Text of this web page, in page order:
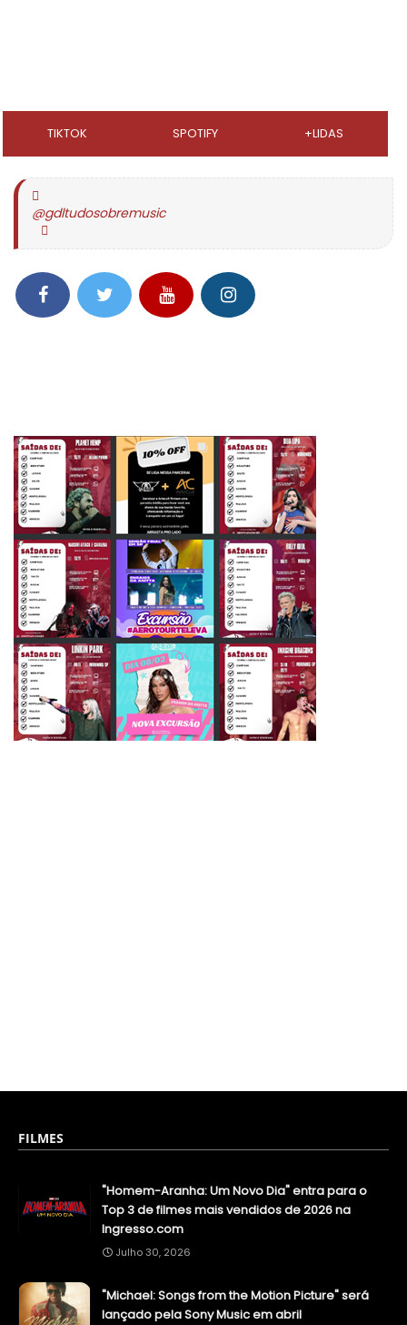
TIKTOK SPOTIFY +LIDAS
@gdltudosobremusic
FILMES
"Homem-Aranha: Um Novo Dia" entra para o
Top 3 de filmes mais vendidos de 2026 na
Ingresso.com
Julho 30, 2026
"Michael: Songs from the Motion Picture" será
lançado pela Sony Music em abril